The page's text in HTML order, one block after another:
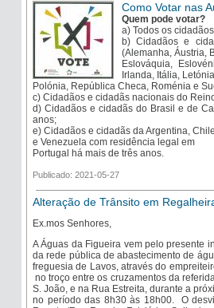
Como Votar nas
Quem pode votar?
a) Todos os
b) Cidadãos e
(Alemanha, Áustria,
Eslováquia,
Irlanda, Itália,
Polónia, República Checa, Roménia e
c) Cidadãos e cidadãs nacionais do
d) Cidadãos e cidadãs do Brasil e de
anos;
e) Cidadãos e cidadãs da Argentina,
e Venezuela com residência legal em
Portugal há mais de três anos.
Publicado: 2021-05-27
Alteração de Trânsito em
Ex.mos Senhores,
A Águas da Figueira vem pelo presente
da rede pública de abastecimento de
freguesia de Lavos, através do
no troço entre os cruzamentos da
S. João, e na Rua Estreita, durante a
no período das 8h30 às 18h00. O